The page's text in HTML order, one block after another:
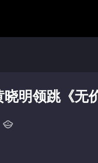
明领跳《无